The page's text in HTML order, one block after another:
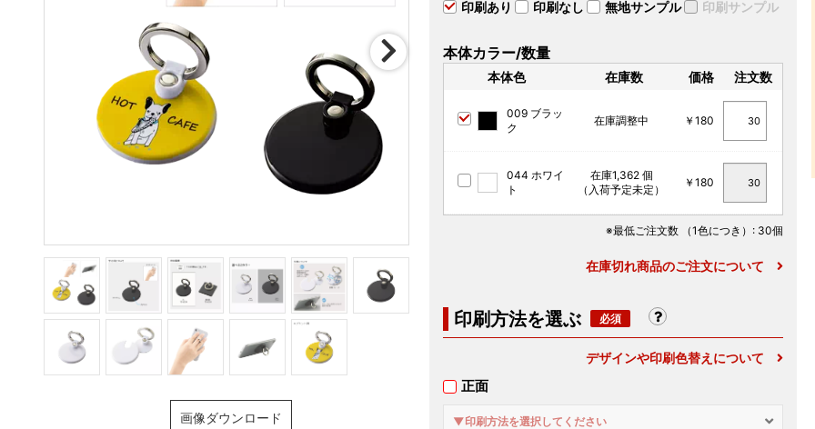
画像ダウンロード
印刷あり 印刷なし 無地サンプル 印刷サンプル
本体カラー/数量
本体色 在庫数 価格 注文数
009 ブラッ
ク
在庫調整中 ￥180
044 ホワイ
ト
在庫1,362 個
（入荷予定未定）
￥180
※最低ご注文数 （1色につき） : 30個
在庫切れ商品のご注文について
印刷方法を選ぶ
デザインや印刷色替えについて
正面
▼印刷方法を選択してください